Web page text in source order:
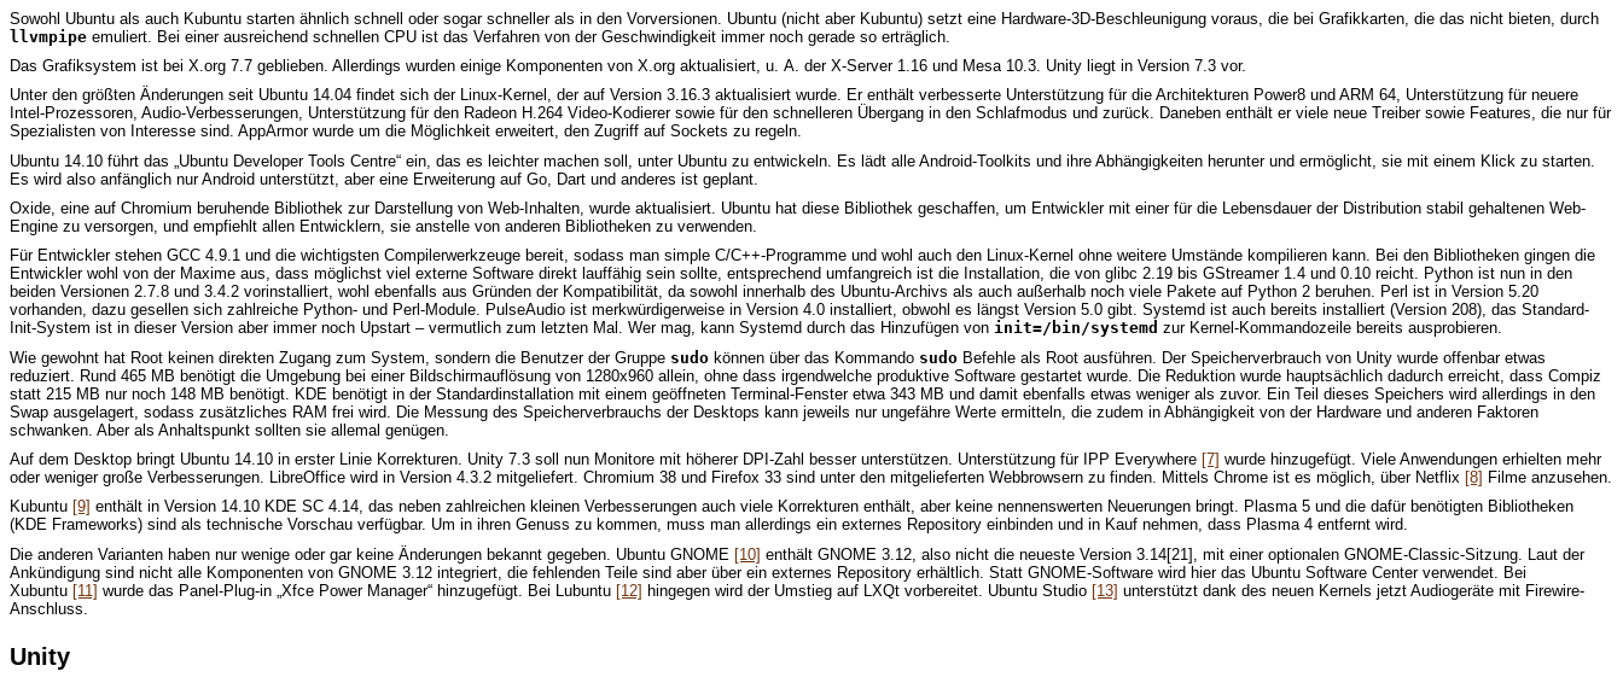
Sowohl Ubuntu als auch Kubuntu starten ähnlich schnell oder sogar schneller als in den Vorversionen. Ubuntu (nicht aber Kubuntu) setzt eine Hardware-3D-Beschleunigung voraus, die bei Grafikkarten, die das nicht bieten, durch
llvmpipe emuliert. Bei einer ausreichend schnellen CPU ist das Verfahren von der Geschwindigkeit immer noch gerade so erträglich.
Das Grafiksystem ist bei X.org 7.7 geblieben. Allerdings wurden einige Komponenten von X.org aktualisiert, u. A. der X-Server 1.16 und Mesa 10.3. Unity liegt in Version 7.3 vor.
Unter den größten Änderungen seit Ubuntu 14.04 findet sich der Linux-Kernel, der auf Version 3.16.3 aktualisiert wurde. Er enthält verbesserte Unterstützung für die Architekturen Power8 und ARM 64, Unterstützung für neuere
Intel-Prozessoren, Audio-Verbesserungen, Unterstützung für den Radeon H.264 Video-Kodierer sowie für den schnelleren Übergang in den Schlafmodus und zurück. Daneben enthält er viele neue Treiber sowie Features, die nur für
Spezialisten von Interesse sind. AppArmor wurde um die Möglichkeit erweitert, den Zugriff auf Sockets zu regeln.
Ubuntu 14.10 führt das „Ubuntu Developer Tools Centre“ ein, das es leichter machen soll, unter Ubuntu zu entwickeln. Es lädt alle Android-Toolkits und ihre Abhängigkeiten herunter und ermöglicht, sie mit einem Klick zu starten.
Es wird also anfänglich nur Android unterstützt, aber eine Erweiterung auf Go, Dart und anderes ist geplant.
Oxide, eine auf Chromium beruhende Bibliothek zur Darstellung von Web-Inhalten, wurde aktualisiert. Ubuntu hat diese Bibliothek geschaffen, um Entwickler mit einer für die Lebensdauer der Distribution stabil gehaltenen Web-
Engine zu versorgen, und empfiehlt allen Entwicklern, sie anstelle von anderen Bibliotheken zu verwenden.
Für Entwickler stehen GCC 4.9.1 und die wichtigsten Compilerwerkzeuge bereit, sodass man simple C/C++-Programme und wohl auch den Linux-Kernel ohne weitere Umstände kompilieren kann. Bei den Bibliotheken gingen die
Entwickler wohl von der Maxime aus, dass möglichst viel externe Software direkt lauffähig sein sollte, entsprechend umfangreich ist die Installation, die von glibc 2.19 bis GStreamer 1.4 und 0.10 reicht. Python ist nun in den
beiden Versionen 2.7.8 und 3.4.2 vorinstalliert, wohl ebenfalls aus Gründen der Kompatibilität, da sowohl innerhalb des Ubuntu-Archivs als auch außerhalb noch viele Pakete auf Python 2 beruhen. Perl ist in Version 5.20
vorhanden, dazu gesellen sich zahlreiche Python- und Perl-Module. PulseAudio ist merkwürdigerweise in Version 4.0 installiert, obwohl es längst Version 5.0 gibt. Systemd ist auch bereits installiert (Version 208), das Standard-
Init-System ist in dieser Version aber immer noch Upstart – vermutlich zum letzten Mal. Wer mag, kann Systemd durch das Hinzufügen von init=/bin/systemd zur Kernel-Kommandozeile bereits ausprobieren.
Wie gewohnt hat Root keinen direkten Zugang zum System, sondern die Benutzer der Gruppe sudo können über das Kommando sudo Befehle als Root ausführen. Der Speicherverbrauch von Unity wurde offenbar etwas
reduziert. Rund 465 MB benötigt die Umgebung bei einer Bildschirmauflösung von 1280x960 allein, ohne dass irgendwelche produktive Software gestartet wurde. Die Reduktion wurde hauptsächlich dadurch erreicht, dass Compiz
statt 215 MB nur noch 148 MB benötigt. KDE benötigt in der Standardinstallation mit einem geöffneten Terminal-Fenster etwa 343 MB und damit ebenfalls etwas weniger als zuvor. Ein Teil dieses Speichers wird allerdings in den
Swap ausgelagert, sodass zusätzliches RAM frei wird. Die Messung des Speicherverbrauchs der Desktops kann jeweils nur ungefähre Werte ermitteln, die zudem in Abhängigkeit von der Hardware und anderen Faktoren
schwanken. Aber als Anhaltspunkt sollten sie allemal genügen.
Auf dem Desktop bringt Ubuntu 14.10 in erster Linie Korrekturen. Unity 7.3 soll nun Monitore mit höherer DPI-Zahl besser unterstützen. Unterstützung für IPP Everywhere [7] wurde hinzugefügt. Viele Anwendungen erhielten mehr
oder weniger große Verbesserungen. LibreOffice wird in Version 4.3.2 mitgeliefert. Chromium 38 und Firefox 33 sind unter den mitgelieferten Webbrowsern zu finden. Mittels Chrome ist es möglich, über Netflix [8] Filme anzusehen.
Kubuntu [9] enthält in Version 14.10 KDE SC 4.14, das neben zahlreichen kleinen Verbesserungen auch viele Korrekturen enthält, aber keine nennenswerten Neuerungen bringt. Plasma 5 und die dafür benötigten Bibliotheken
(KDE Frameworks) sind als technische Vorschau verfügbar. Um in ihren Genuss zu kommen, muss man allerdings ein externes Repository einbinden und in Kauf nehmen, dass Plasma 4 entfernt wird.
Die anderen Varianten haben nur wenige oder gar keine Änderungen bekannt gegeben. Ubuntu GNOME [10] enthält GNOME 3.12, also nicht die neueste Version 3.14[21], mit einer optionalen GNOME-Classic-Sitzung. Laut der
Ankündigung sind nicht alle Komponenten von GNOME 3.12 integriert, die fehlenden Teile sind aber über ein externes Repository erhältlich. Statt GNOME-Software wird hier das Ubuntu Software Center verwendet. Bei
Xubuntu [11] wurde das Panel-Plug-in „Xfce Power Manager“ hinzugefügt. Bei Lubuntu [12] hingegen wird der Umstieg auf LXQt vorbereitet. Ubuntu Studio [13] unterstützt dank des neuen Kernels jetzt Audiogeräte mit Firewire-
Anschluss.
Unity